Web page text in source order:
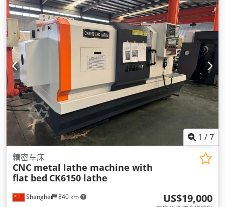
1 /7
Shanghai 840 km
精密车床
CNC metal lathe machine with
flat bed CK6150 lathe
US$19,000